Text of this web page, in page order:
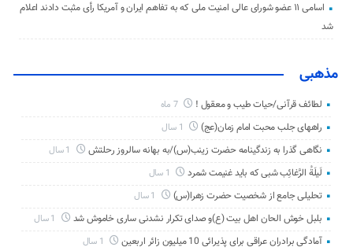
اسامی ۱۱ عضو شورای عالی امنیت ملی که به تفاهم ایران و آمریکا رأی مثبت دادند اعلام
شد
مذهبی
لطائف قرآنی/حیات طیب و معقول ! 7 ماه
راههای جلب محبت امام زمان(عج)
نگاهی گذرا به زندگینامه حضرت زینب(س)/به بهانه سالروز رحلتش
لَیلَةُ الرَّغائِب شبی که باید غنیمت شمرد
تحلیلی جامع از شخصیت حضرت زهرا(س)
بلبل خوش الحان اهل بیت (ع)و صدای تکرار نشدنی ساری خاموش شد
آمادگی برادران عراقی برای پذیرائی 10 میلیون زائر اربعین